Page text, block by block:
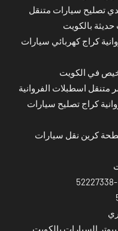
تصليح سيارات متنقل
بالكويت
كراج كهربائي سيارات
في الكويت
متنقل اسطبلات الفروانية
كراج تصليح سيارات
كرين نقل سيارات
السيارات بالكويت